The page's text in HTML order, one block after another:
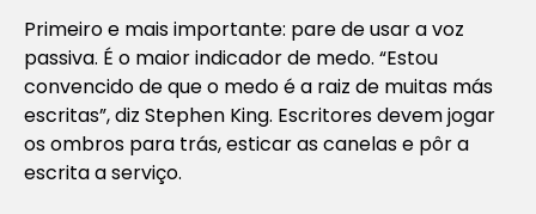
Primeiro e mais importante: pare de usar a voz
passiva. É o maior indicador de medo. “Estou
convencido de que o medo é a raiz de muitas más
escritas”, diz Stephen King. Escritores devem jogar
os ombros para trás, esticar as canelas e pôr a
escrita a serviço.